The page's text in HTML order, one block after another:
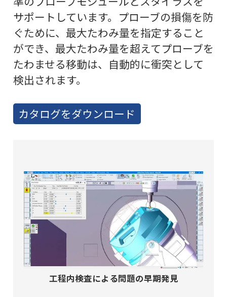
サポートしています。プローブの損傷を防
ぐために、最大たわみ量を指定すること
ができ、最大たわみ量を超えてプローブを
たわませる移動は、自動的に衝突として
検出されます。
カタログをダウンロード
工程内検査による問題の早期発見